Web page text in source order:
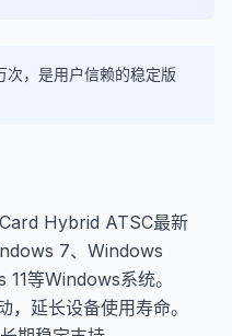
次，是用户信赖的稳定版
Hybrid ATSC最新
7、Windows
等Windows系统。
延长设备使用寿命。